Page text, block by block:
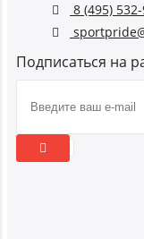
8 (495)
Подписаться на